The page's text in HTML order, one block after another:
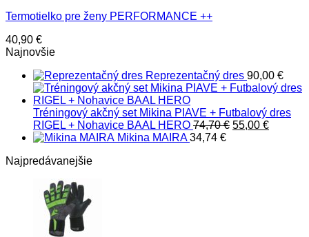
Termotielko pre ženy PERFORMANCE ++
40,90 €
Najnovšie
Reprezentačný dres 90,00 €
Tréningový akčný set Mikina PIAVE + Futbalový dres
RIGEL + Nohavice BAAL HERO 74,70€ Pôvodná
55,00 €
Mikina MAIRA 34,74 €
Najpredávanejšie